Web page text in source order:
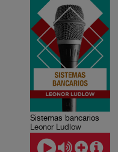
Sistemas bancarios
Leonor Ludlow